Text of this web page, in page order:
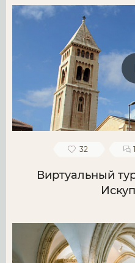
32 1
Виртуальный